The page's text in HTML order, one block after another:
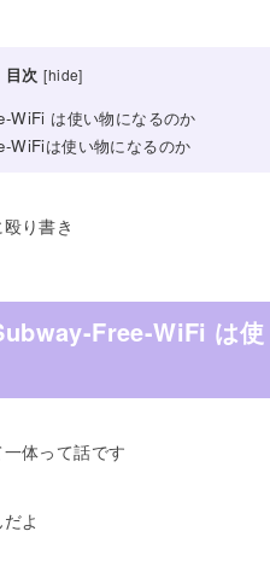
目次 [hide]
WiFi は使い物になるのか
WiFiは使い物になるのか
り書き
Free-WiFi は使
体って話です
よ